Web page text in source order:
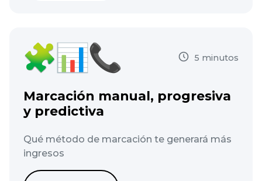
5 minutos
Marcación manual, progresiva
y predictiva
Qué método de marcación te generará más
ingresos